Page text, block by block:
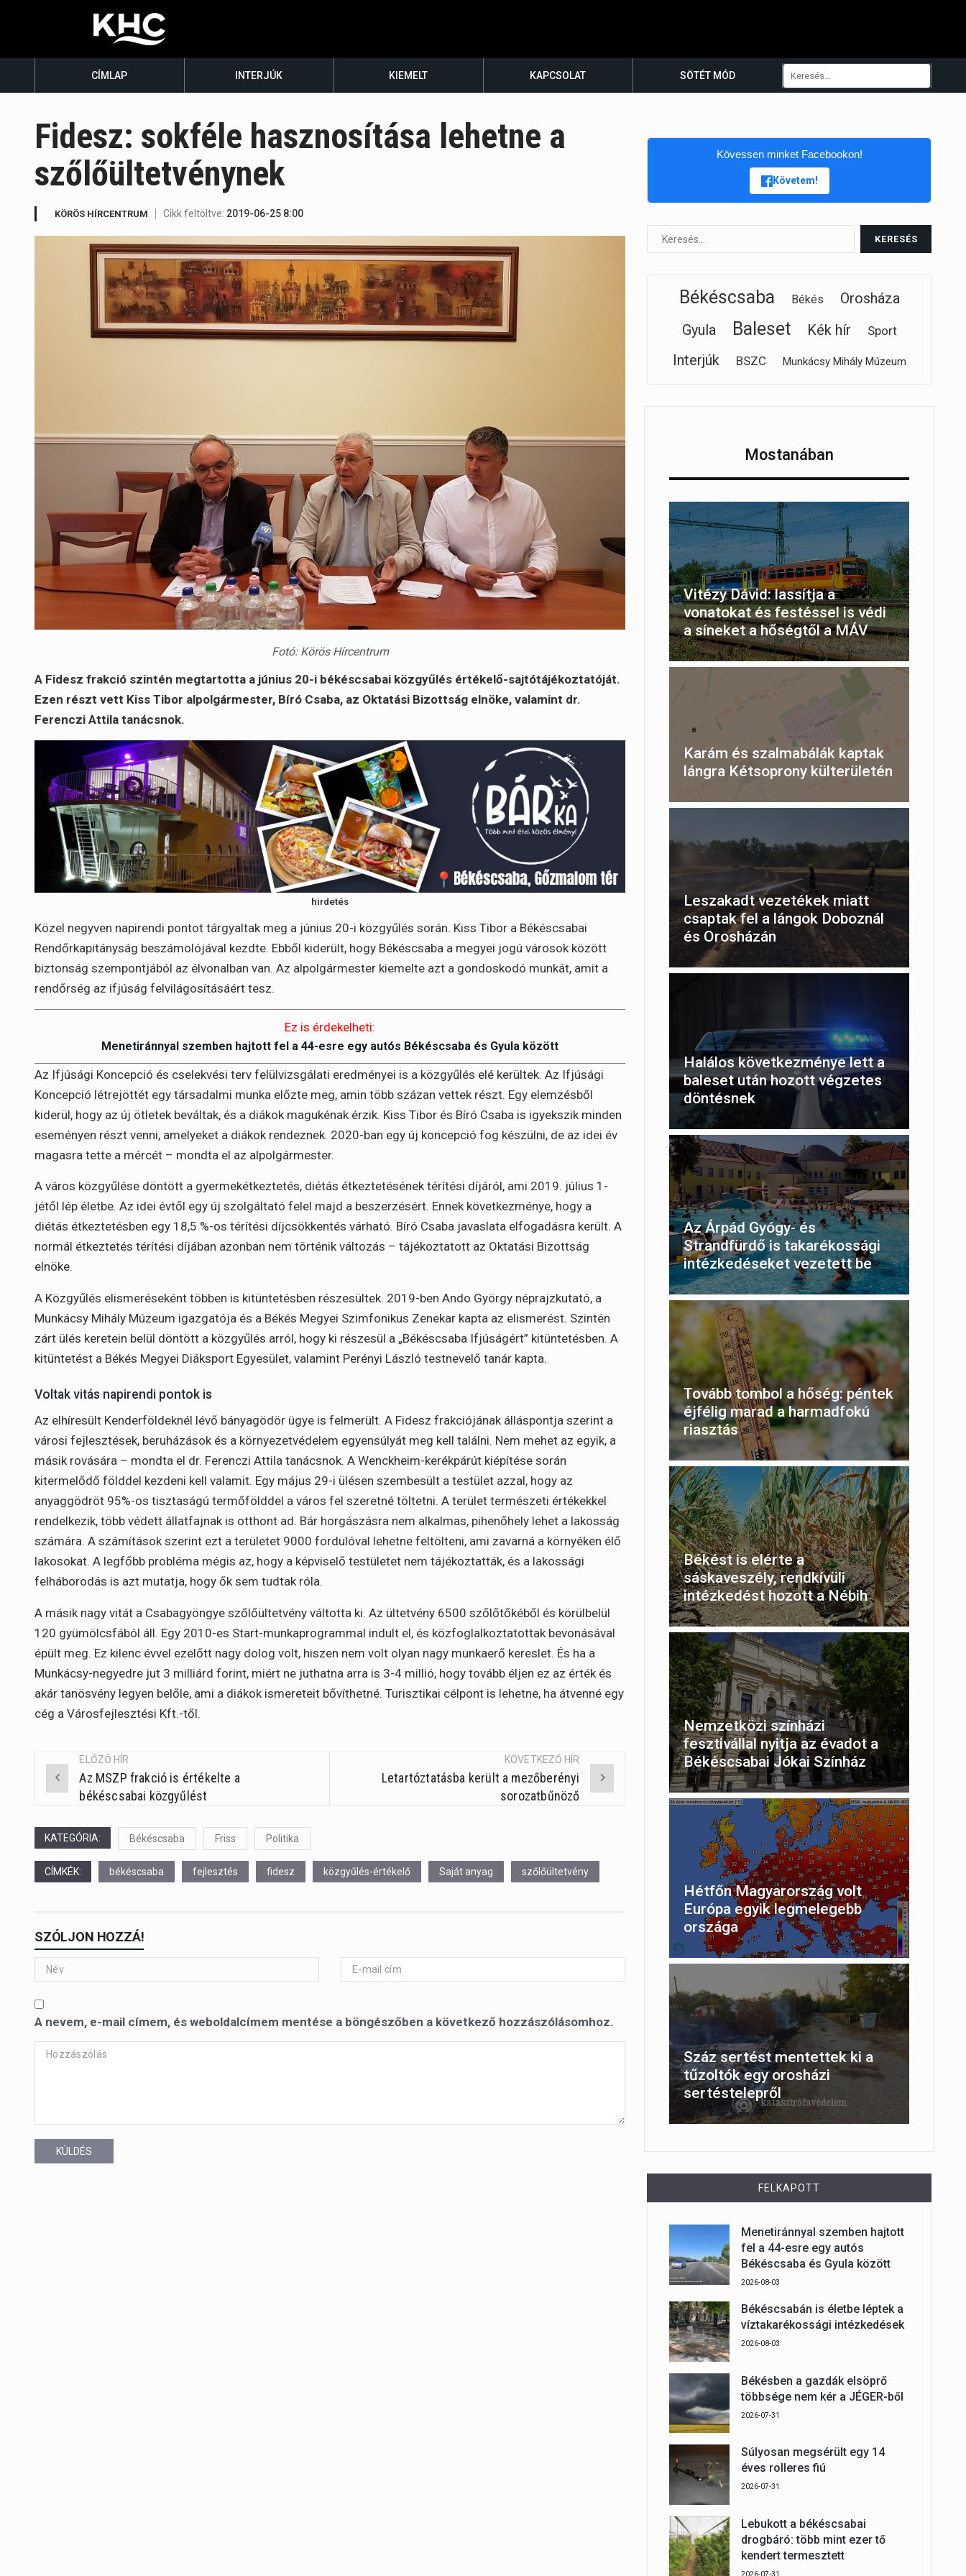
CÍMLAP INTERJÚK KIEMELT KAPCSOLAT SÖTÉT MÓD
Fidesz: sokféle hasznosítása lehetne a
szőlőültetvénynek
KÖRÖS HÍRCENTRUM Cikk feltöltve: 2019-06-25 8:00
Fotó: Körös Hírcentrum
A Fidesz frakció szintén megtartotta a június 20-i békéscsabai közgyűlés értékelő-sajtótájékoztatóját.
Ezen részt vett Kiss Tibor alpolgármester, Bíró Csaba, az Oktatási Bizottság elnöke, valamint dr.
Ferenczi Attila tanácsnok.
hirdetés
Közel negyven napirendi pontot tárgyaltak meg a június 20-i közgyűlés során. Kiss Tibor a Békéscsabai
Rendőrkapitányság beszámolójával kezdte. Ebből kiderült, hogy Békéscsaba a megyei jogú városok között
biztonság szempontjából az élvonalban van. Az alpolgármester kiemelte azt a gondoskodó munkát, amit a
rendőrség az ifjúság felvilágosításáért tesz.
Ez is érdekelheti:
Menetiránnyal szemben hajtott fel a 44-esre egy autós Békéscsaba és Gyula között
Az Ifjúsági Koncepció és cselekvési terv felülvizsgálati eredményei is a közgyűlés elé kerültek. Az Ifjúsági
Koncepció létrejöttét egy társadalmi munka előzte meg, amin több százan vettek részt. Egy elemzésből
kiderül, hogy az új ötletek beváltak, és a diákok magukénak érzik. Kiss Tibor és Bíró Csaba is igyekszik minden
eseményen részt venni, amelyeket a diákok rendeznek. 2020-ban egy új koncepció fog készülni, de az idei év
magasra tette a mércét – mondta el az alpolgármester.
A város közgyűlése döntött a gyermekétkeztetés, diétás étkeztetésének térítési díjáról, ami 2019. július 1-
jétől lép életbe. Az idei évtől egy új szolgáltató felel majd a beszerzésért. Ennek következménye, hogy a
diétás étkeztetésben egy 18,5 %-os térítési díjcsökkentés várható. Bíró Csaba javaslata elfogadásra került. A
normál étkeztetés térítési díjában azonban nem történik változás – tájékoztatott az Oktatási Bizottság
elnöke.
A Közgyűlés elismeréseként többen is kitüntetésben részesültek. 2019-ben Ando György néprajzkutató, a
Munkácsy Mihály Múzeum igazgatója és a Békés Megyei Szimfonikus Zenekar kapta az elismerést. Szintén
zárt ülés keretein belül döntött a közgyűlés arról, hogy ki részesül a „Békéscsaba Ifjúságért” kitüntetésben. A
kitüntetést a Békés Megyei Diáksport Egyesület, valamint Perényi László testnevelő tanár kapta.
Voltak vitás napirendi pontok is
Az elhíresült Kenderföldeknél lévő bányagödör ügye is felmerült. A Fidesz frakciójának álláspontja szerint a
városi fejlesztések, beruházások és a környezetvédelem egyensúlyát meg kell találni. Nem mehet az egyik, a
másik rovására – mondta el dr. Ferenczi Attila tanácsnok. A Wenckheim-kerékpárút kiépítése során
kitermelődő földdel kezdeni kell valamit. Egy május 29-i ülésen szembesült a testület azzal, hogy az
anyaggödröt 95%-os tisztaságú termőfölddel a város fel szeretné töltetni. A terület természeti értékekkel
rendelkezik, több védett állatfajnak is otthont ad. Bár horgászásra nem alkalmas, pihenőhely lehet a lakosság
számára. A számítások szerint ezt a területet 9000 fordulóval lehetne feltölteni, ami zavarná a környéken élő
lakosokat. A legfőbb probléma mégis az, hogy a képviselő testületet nem tájékoztatták, és a lakossági
felháborodás is azt mutatja, hogy ők sem tudtak róla.
A másik nagy vitát a Csabagyöngye szőlőültetvény váltotta ki. Az ültetvény 6500 szőlőtőkéből és körülbelül
120 gyümölcsfából áll. Egy 2010-es Start-munkaprogrammal indult el, és közfoglalkoztatottak bevonásával
épült meg. Ez kilenc évvel ezelőtt nagy dolog volt, hiszen nem volt olyan nagy munkaerő kereslet. És ha a
Munkácsy-negyedre jut 3 milliárd forint, miért ne juthatna arra is 3-4 millió, hogy tovább éljen ez az érték és
akár tanösvény legyen belőle, ami a diákok ismereteit bővíthetné. Turisztikai célpont is lehetne, ha átvenné egy
cég a Városfejlesztési Kft.-től.
Post
ELŐZŐ HÍR
Az MSZP frakció is értékelte a
békéscsabai közgyűlést
KÖVETKEZŐ HÍR
Letartóztatásba került a mezőberényi
sorozatbűnöző
KATEGÓRIA: Békéscsaba Friss Politika
CÍMKÉK: békéscsaba fejlesztés fidesz közgyűlés-értékelő Saját anyag szőlőültetvény
SZÓLJON HOZZÁ!
A nevem, e-mail címem, és weboldalcímem mentése a böngészőben a következő hozzászólásomhoz.
KÜLDÉS
Kövessen minket Facebookon!
Követem!
Békéscsaba Békés
Orosháza
Gyula
Baleset Kék hír Sport
Interjúk BSZC Munkácsy Mihály Múzeum
Mostanában
Vitézy Dávid: lassítja a
vonatokat és festéssel is védi
a síneket a hőségtől a MÁV
Karám és szalmabálák kaptak
lángra Kétsoprony külterületén
Leszakadt vezetékek miatt
csaptak fel a lángok Doboznál
és Orosházán
Halálos következménye lett a
baleset után hozott végzetes
döntésnek
Az Árpád Gyógy- és
Strandfürdő is takarékossági
intézkedéseket vezetett be
Tovább tombol a hőség: péntek
éjfélig marad a harmadfokú
riasztás
Békést is elérte a
sáskaveszély, rendkívüli
intézkedést hozott a Nébih
Nemzetközi színházi
fesztivállal nyitja az évadot a
Békéscsabai Jókai Színház
Hétfőn Magyarország volt
Európa egyik legmelegebb
országa
Száz sertést mentettek ki a
tűzoltók egy orosházi
sertéstelepről
FELKAPOTT
Menetiránnyal szemben hajtott
fel a 44-esre egy autós
Békéscsaba és Gyula között
2026-08-03
Békéscsabán is életbe léptek a
víztakarékossági intézkedések
2026-08-03
Békésben a gazdák elsöprő
többsége nem kér a JÉGER-ből
2026-07-31
Súlyosan megsérült egy 14
éves rolleres fiú
2026-07-31
Lebukott a békéscsabai
drogbáró: több mint ezer tő
kendert termesztett
2026-07-31